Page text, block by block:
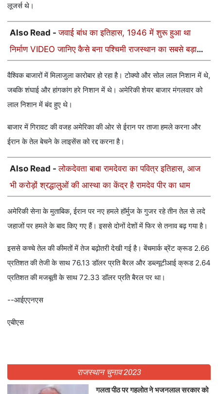
लूजर्स थे।
Also Read -जवाई बांध का इतिहास, 1946 में शुरू हुआ था
निर्माण VIDEO जानिए कैसे बना पश्चिमी राजस्थान का सबसे बड़ा
वैश्विक बाजारों में मिलाजुला कारोबार हो रहा है। टोक्यो और सोल लाल निशान में थे,
जबकि शंघाई और हांगकांग हरे निशान में थे। अमेरिकी शेयर बाजार मंगलवार को
लाल निशान में बंद हुए थे।
बाजार में गिरावट की वजह अमेरिका की ओर से ईरान पर ताजा हमले करना और
ईरान के तेल बेचने के लाइसेंस को रद्द करना है।
Also Read -लोकदेवता बाबा रामदेवरा का पवित्र इतिहास, आज
भी करोड़ों श्रद्धालुओं की आस्था का केंद्र है रामदेव पीर का धाम
अमेरिकी सेना के मुताबिक, ईरान पर नए हमले हॉर्मुज के गुजर रहे तीन तेल से लदे
जहाजों पर हमले के बाद किए गए हैं। इससे दोनों देशों में फिर से तनाव बढ़ गया है।
इससे कच्चे तेल की कीमतों में तेज बढ़ोतरी देखी गई है। बेंचमार्क ब्रेंट क्रूड 2.66
प्रतिशत की तेजी के साथ 76.13 डॉलर प्रति बैरल और डब्ल्यूटीआई क्रूड 2.64
प्रतिशत की मजबूती के साथ 72.33 डॉलर प्रति बैरल पर था।
--आईएएनएस
एबीएस
राजस्थान चुनाव 2023
गलता पीठ पर गहलोत ने भजनलाल सरकार को